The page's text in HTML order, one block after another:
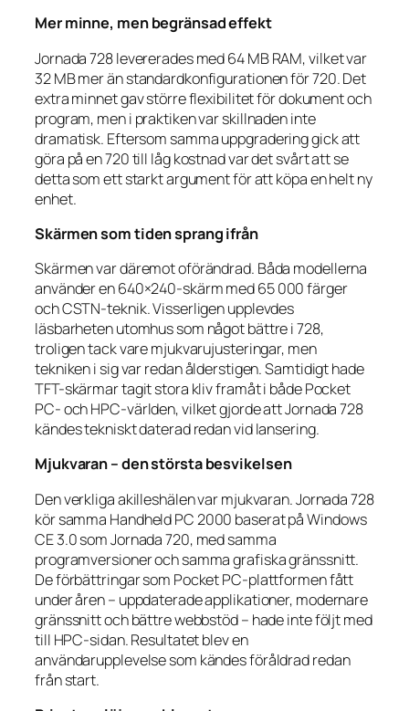
Mer minne, men begränsad effekt
Jornada 728 levererades med 64 MB RAM, vilket var
32 MB mer än standardkonfigurationen för 720. Det
extra minnet gav större flexibilitet för dokument och
program, men i praktiken var skillnaden inte
dramatisk. Eftersom samma uppgradering gick att
göra på en 720 till låg kostnad var det svårt att se
detta som ett starkt argument för att köpa en helt ny
enhet.
Skärmen som tiden sprang ifrån
Skärmen var däremot oförändrad. Båda modellerna
använder en 640×240-skärm med 65 000 färger
och CSTN-teknik. Visserligen upplevdes
läsbarheten utomhus som något bättre i 728,
troligen tack vare mjukvarujusteringar, men
tekniken i sig var redan ålderstigen. Samtidigt hade
TFT-skärmar tagit stora kliv framåt i både Pocket
PC- och HPC-världen, vilket gjorde att Jornada 728
kändes tekniskt daterad redan vid lansering.
Mjukvaran – den största besvikelsen
Den verkliga akilleshälen var mjukvaran. Jornada 728
kör samma Handheld PC 2000 baserat på Windows
CE 3.0 som Jornada 720, med samma
programversioner och samma grafiska gränssnitt.
De förbättringar som Pocket PC-plattformen fått
under åren – uppdaterade applikationer, modernare
gränssnitt och bättre webbstöd – hade inte följt med
till HPC-sidan. Resultatet blev en
användarupplevelse som kändes föråldrad redan
från start.